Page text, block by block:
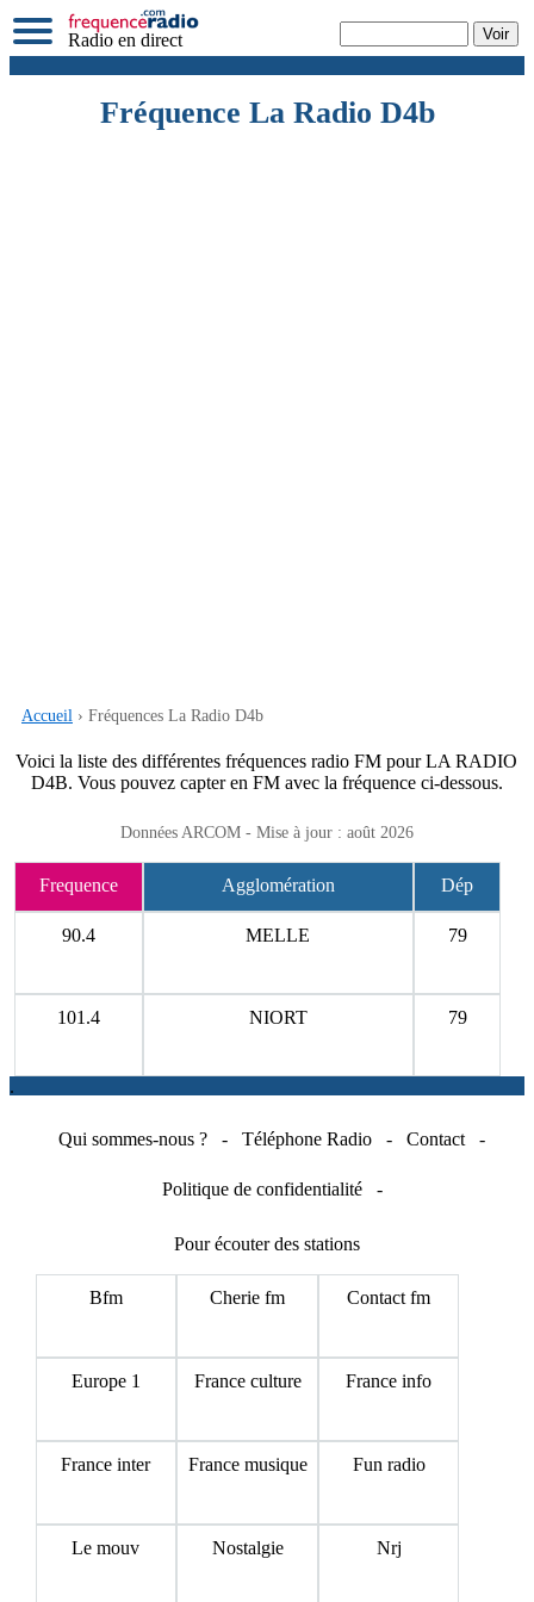
Radio en direct
Fréquence La Radio D4b
Accueil › Fréquences La Radio D4b
Voici la liste des différentes fréquences radio FM pour LA RADIO
D4B. Vous pouvez capter en FM avec la fréquence ci-dessous.
Données ARCOM - Mise à jour : août 2026
Frequence Agglomération Dép
90.4 MELLE 79
101.4 NIORT 79
.
Qui sommes-nous ? - Téléphone Radio - Contact -
Politique de confidentialité -
Pour écouter des stations
Bfm Cherie fm Contact fm
Europe 1 France culture France info
France inter France musique Fun radio
Le mouv Nostalgie Nrj